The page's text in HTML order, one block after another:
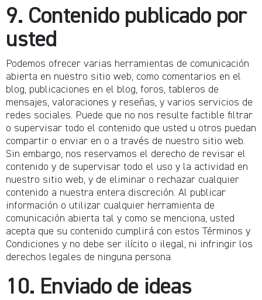
9. Contenido publicado por
usted
Podemos ofrecer varias herramientas de comunicación
abierta en nuestro sitio web, como comentarios en el
blog, publicaciones en el blog, foros, tableros de
mensajes, valoraciones y reseñas, y varios servicios de
redes sociales. Puede que no nos resulte factible filtrar
o supervisar todo el contenido que usted u otros puedan
compartir o enviar en o a través de nuestro sitio web.
Sin embargo, nos reservamos el derecho de revisar el
contenido y de supervisar todo el uso y la actividad en
nuestro sitio web, y de eliminar o rechazar cualquier
contenido a nuestra entera discreción. Al publicar
información o utilizar cualquier herramienta de
comunicación abierta tal y como se menciona, usted
acepta que su contenido cumplirá con estos Términos y
Condiciones y no debe ser ilícito o ilegal, ni infringir los
derechos legales de ninguna persona.
10. Enviado de ideas